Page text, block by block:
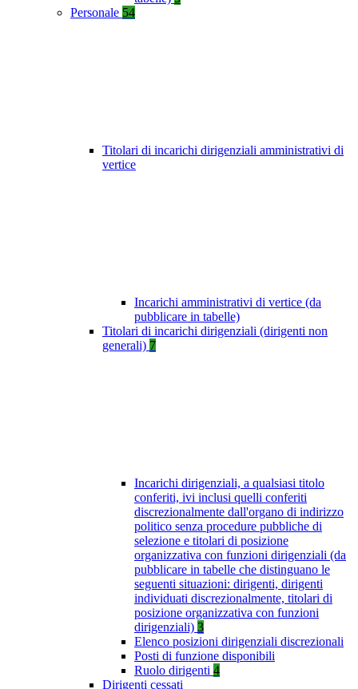
Personale 54
Titolari di incarichi dirigenziali amministrativi di
vertice
Incarichi amministrativi di vertice (da
pubblicare in tabelle)
Titolari di incarichi dirigenziali (dirigenti non
generali) 7
Incarichi dirigenziali, a qualsiasi titolo
conferiti, ivi inclusi quelli conferiti
discrezionalmente dall'organo di indirizzo
politico senza procedure pubbliche di
selezione e titolari di posizione
organizzativa con funzioni dirigenziali (da
pubblicare in tabelle che distinguano le
seguenti situazioni: dirigenti, dirigenti
individuati discrezionalmente, titolari di
posizione organizzativa con funzioni
dirigenziali) 3
Elenco posizioni dirigenziali discrezionali
Posti di funzione disponibili
Ruolo dirigenti 4
Dirigenti cessati